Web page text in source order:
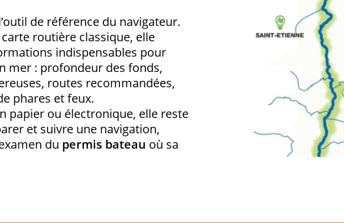
de référence du navigateur.
routière classique, elle
indispensables pour
mer : profondeur des fonds,
routes recommandées,
phares et feux.
papier ou électronique, elle reste
et suivre une navigation,
du permis bateau où sa